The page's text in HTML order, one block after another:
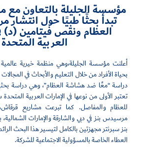
مؤسسة الجليلة بالتعاون
تبدأ بحثًا طبيًا حول
العظام ونقص فيتامين (د)
العربية المتحدة
أعلنت مؤسسة الجليلة،وهي منظمة خيرية
بحياة الأفراد من خلال التعليم والأبحاث في
دراسة “معًا ضد هشاشة العظام”، وهي دراسة
تعتبر الأولى من نوعها في الإمارات العربية
للعظام والمفاصل. كما تبرعت مشاريع
مرسيدس بنز في دبي والشارقة والإمارات
بنز سبرنتر مجهزتين بالكامل لتيسير هذا البحث
العطاء الخاصة بالمسؤولية الاجتماعية للشركة.